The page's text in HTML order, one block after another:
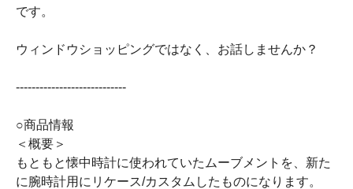
です。
ウィンドウショッピングではなく、お話しませんか？
----------------------------
○商品情報
＜概要＞
もともと懐中時計に使われていたムーブメントを、新た
に腕時計用にリケース/カスタムしたものになります。